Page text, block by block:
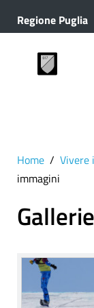
Regione Puglia
Home Vivere
immagini